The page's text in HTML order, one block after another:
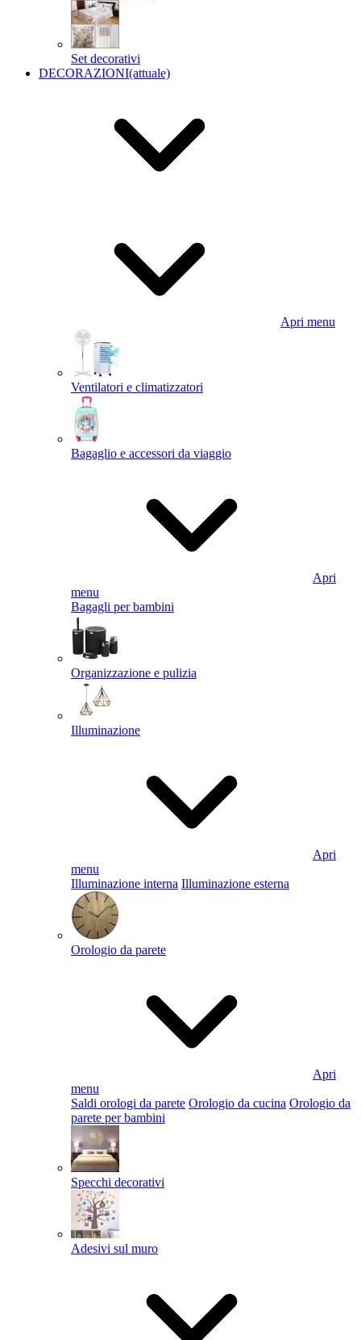
Set decorativi
DECORAZIONI(attuale)
Apri menu
Ventilatori e climatizzatori
Bagaglio e accessori da viaggio
Apri
menu
Bagagli per bambini
Organizzazione e pulizia
Illuminazione
Apri
menu
Illuminazione interna Illuminazione esterna
Orologio da parete
Apri
menu
Saldi orologi da parete Orologio da cucina Orologio da
parete per bambini
Specchi decorativi
Adesivi sul muro